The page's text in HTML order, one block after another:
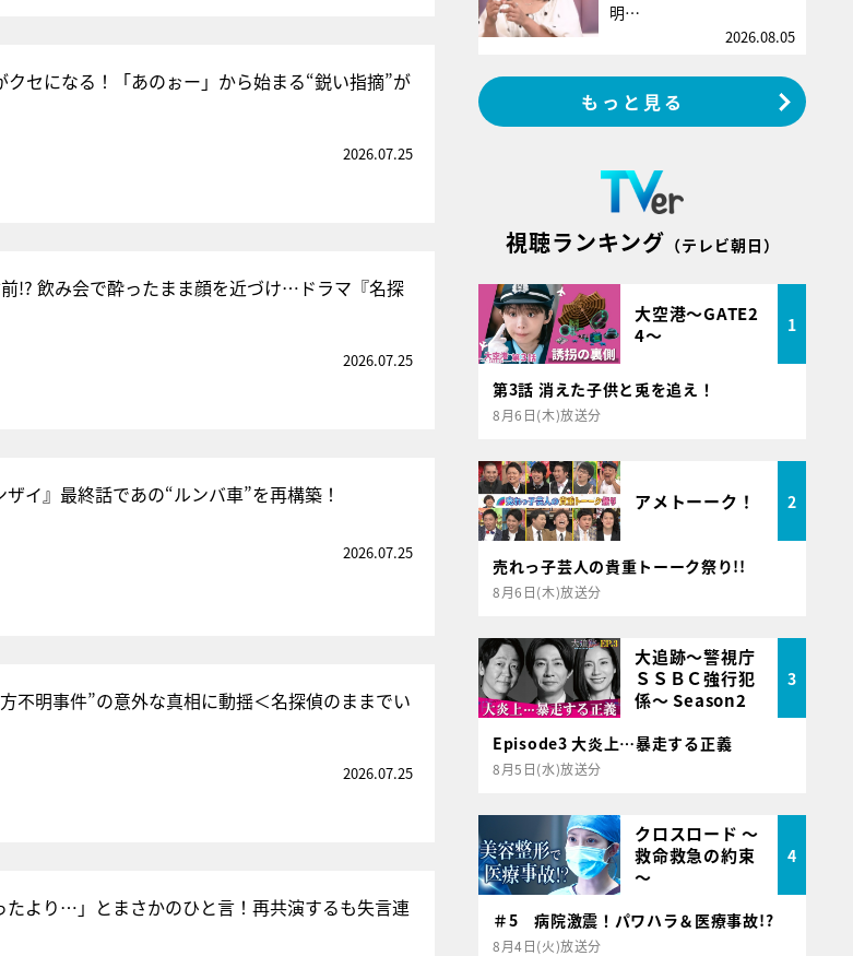
セになる！「あのぉー」から始まる“鋭い指摘”が
2026.07.25
!? 飲み会で酔ったまま顔を近づけ…ドラマ『名探
2026.07.25
イ』最終話であの“ルンバ車”を再構築！
2026.07.25
不明事件”の意外な真相に動揺＜名探偵のままでい
2026.07.25
たより…」とまさかのひと言！再共演するも失言連
明…
2026.08.05
もっと見る
視聴ランキング （テレビ朝日）
大空港～GATE2
4～
1
第3話 消えた子供と兎を追え！
8月6日(木)放送分
アメトーーク！ 2
売れっ子芸人の貴重トーーク祭り!!
8月6日(木)放送分
大追跡～警視庁
ＳＳＢＣ強行犯
係～ Season2
3
Episode3 大炎上…暴走する正義
8月5日(水)放送分
クロスロード ～
救命救急の約束
～
4
＃5 病院激震！パワハラ＆医療事故!?
8月4日(火)放送分